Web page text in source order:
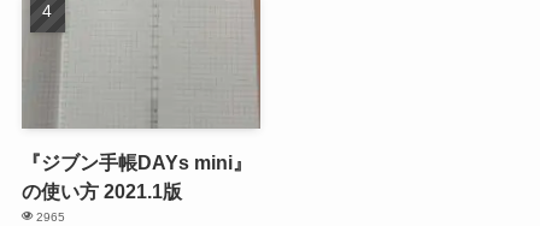
『ジブン手帳DAYs mini』
の使い方 2021.1版
2965